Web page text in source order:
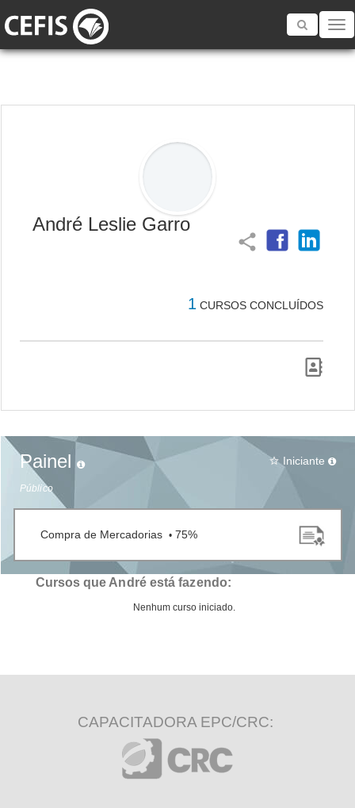
Toggle
André Leslie Garro
share
1 CURSOS CONCLUÍDOS
Painel
Público
star_border Iniciante
Compra de Mercadorias • 75%
Cursos que André está fazendo:
Nenhum curso iniciado.
CAPACITADORA EPC/CRC: